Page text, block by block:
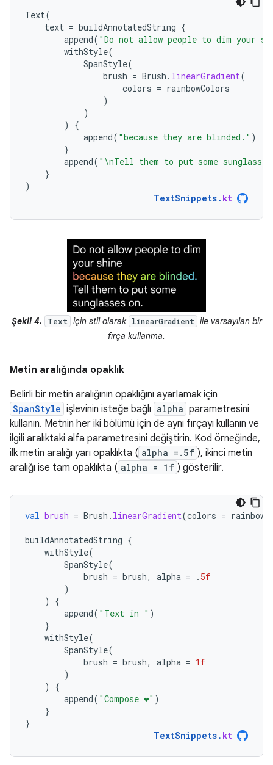
Text(
text = buildAnnotatedString {
append( "Do not allow people to dim your
withStyle(
SpanStyle(
brush = Brush . linearGradient(
colors = rainbowColors
)
)
)
{
append( "because they are blinded." )
}
append( "\nTell them to put some
}
)
TextSnippets. kt
Şekil 4. Text için stil olarak linearGradient ile varsayılan bir
fırça kullanma.
Metin aralığında opaklık
Belirli bir metin aralığının opaklığını ayarlamak için
SpanStyle işlevinin isteğe bağlı alpha parametresini
kullanın. Metnin her iki bölümü için de aynı fırçayı kullanın ve
ilgili aralıktaki alfa parametresini değiştirin. Kod örneğinde,
ilk metin aralığı yarı opaklıkta ( alpha =.5f ), ikinci metin
aralığı ise tam opaklıkta ( alpha = 1f ) gösterilir.
val brush = Brush . linearGradient(colors =
buildAnnotatedString {
withStyle(
SpanStyle(
brush = brush, alpha = . 5f
)
)
{
append( "Text in " )
}
withStyle(
SpanStyle(
brush = brush, alpha = 1f
)
)
{
append( "Compose ❤️" )
}
}
TextSnippets. kt